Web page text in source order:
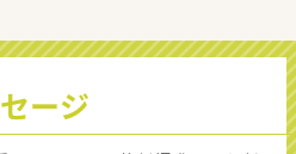
ージ